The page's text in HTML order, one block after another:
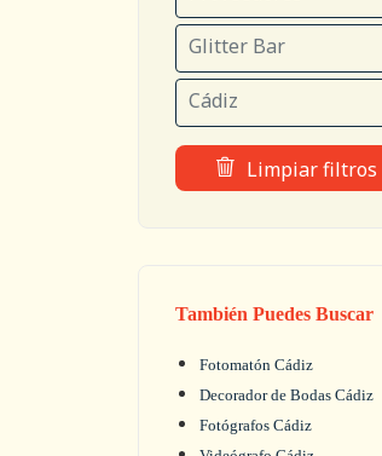
Glitter Bar
Cádiz
Limpiar filtros
También Puedes Buscar
Fotomatón Cádiz
Decorador de Bodas Cádiz
Fotógrafos Cádiz